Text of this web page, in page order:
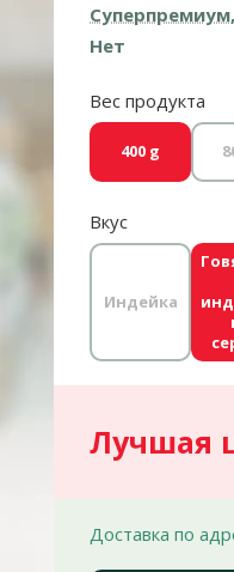
Суперпремиум,
Нет
Вес продукта
400 g
Вкус
Индейка
Лучшая
Доставка по